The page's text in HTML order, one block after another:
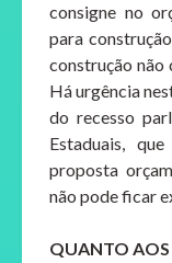
consigne no
para
construção não
Há urgência
do recesso
Estaduais,
proposta
não pode ficar
QUANTO AOS